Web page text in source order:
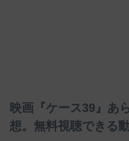
映画『ケース39』あ
想。無料視聴できる